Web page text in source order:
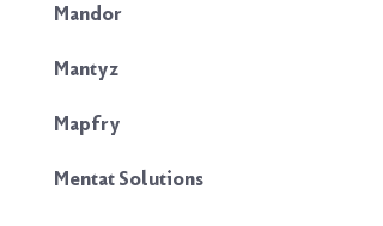
Mandor
Mantyz
Mapfry
Mentat Solutions